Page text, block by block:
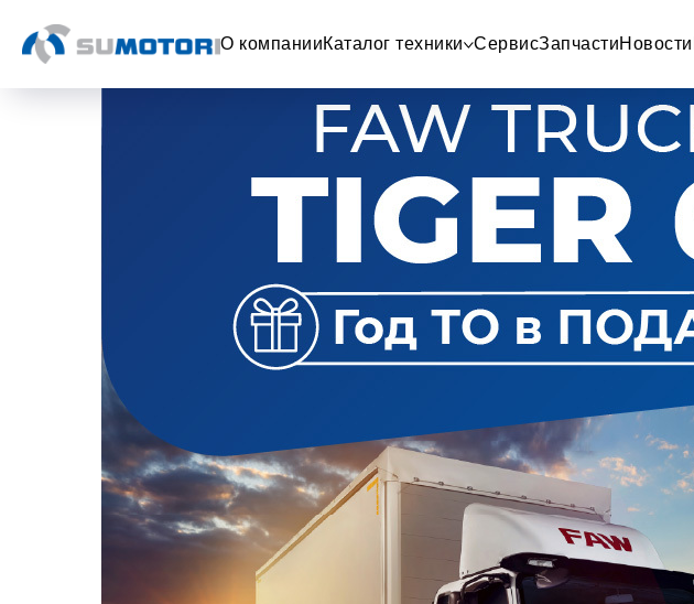
О компанииКаталог техники СервисЗапчастиНовости